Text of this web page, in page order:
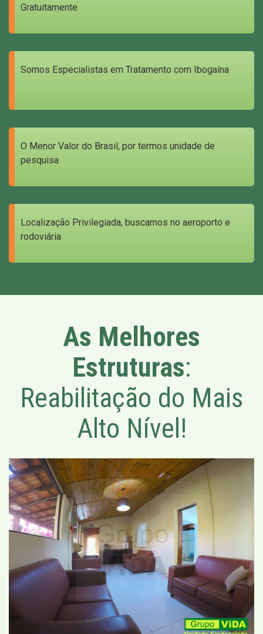
Gratuitamente
Somos Especialistas em Tratamento com Ibogaína
O Menor Valor do Brasil, por termos unidade de
pesquisa
Localização Privilegiada, buscamos no aeroporto e
rodoviária
As Melhores
Estruturas:
Reabilitação do Mais
Alto Nível!